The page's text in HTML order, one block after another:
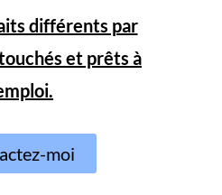
différents par
et prêts à
moi